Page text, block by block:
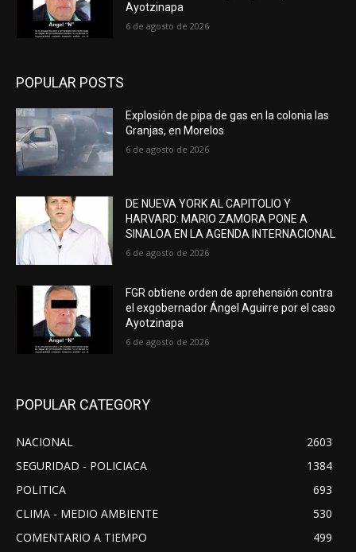
Ayotzinapa
6 de agosto de 2026
POPULAR POSTS
Explosión de pipa de gas en la colonia las
Granjas, en Morelos
6 de agosto de 2026
DE NUEVA YORK AL CAPITOLIO Y
HARVARD: MARIO ZAMORA PONE A
SINALOA EN LA AGENDA INTERNACIONAL
6 de agosto de 2026
FGR obtiene orden de aprehensión contra
el exgobernador Ángel Aguirre por el caso
Ayotzinapa
6 de agosto de 2026
POPULAR CATEGORY
NACIONAL
2603
SEGURIDAD - POLICIACA
1384
POLITICA
693
CLIMA - MEDIO AMBIENTE
530
COMENTARIO A TIEMPO
499